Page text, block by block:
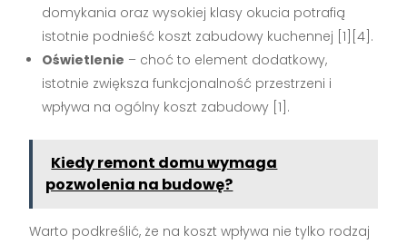
domykania oraz wysokiej klasy okucia potrafią
istotnie podnieść koszt zabudowy kuchennej [1][4] .
Oświetlenie – choć to element dodatkowy,
istotnie zwiększa funkcjonalność przestrzeni i
wpływa na ogólny koszt zabudowy [1] .
Kiedy remont domu wymaga
pozwolenia na budowę?
Warto podkreślić, że na koszt wpływa nie tylko rodzaj